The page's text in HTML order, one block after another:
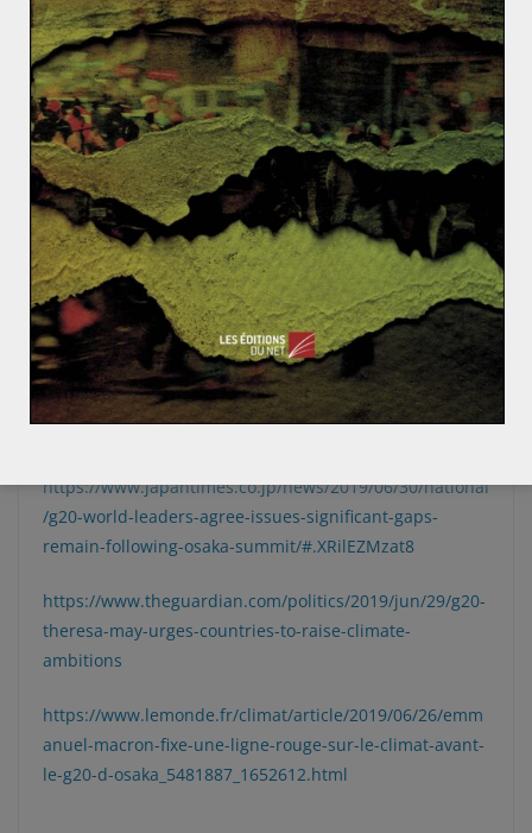
pour n’en citer que quelques-unes. Cette division
fragilise même les accords apparemment
multilatéraux. Par exemple, le Japon n’est pas sorti de
l’accord sur le climat et a soutenu la déclaration
rappelant son caractère irréversible. Cependant, il n’en
est pas un acteur investi. En effet, les discussions en
cours pour un partenariat commercial avec les Etats-
Unis le poussent à la retenue. Partant, le multi-
bilatéralisme érode le multilatéralisme.
Sources
https://www.scmp.com/news/china/diplomacy/article/3
016644/china-hasnt-won-it-hasnt-lost-either-trade-
talks-us-enter-new
https://www.japantimes.co.jp/news/2019/06/30/national
/g20-world-leaders-agree-issues-significant-gaps-
remain-following-osaka-summit/#.XRilEZMzat8
https://www.theguardian.com/politics/2019/jun/29/g20-
theresa-may-urges-countries-to-raise-climate-
ambitions
https://www.lemonde.fr/climat/article/2019/06/26/emm
anuel-macron-fixe-une-ligne-rouge-sur-le-climat-avant-
le-g20-d-osaka_5481887_1652612.html